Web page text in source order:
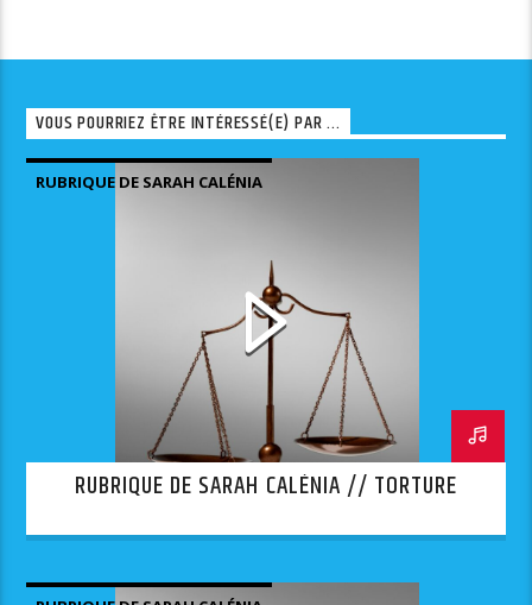
VOUS POURRIEZ ÊTRE INTÉRESSÉ(E) PAR ...
RUBRIQUE DE SARAH CALÉNIA
RUBRIQUE DE SARAH CALÉNIA // TORTURE